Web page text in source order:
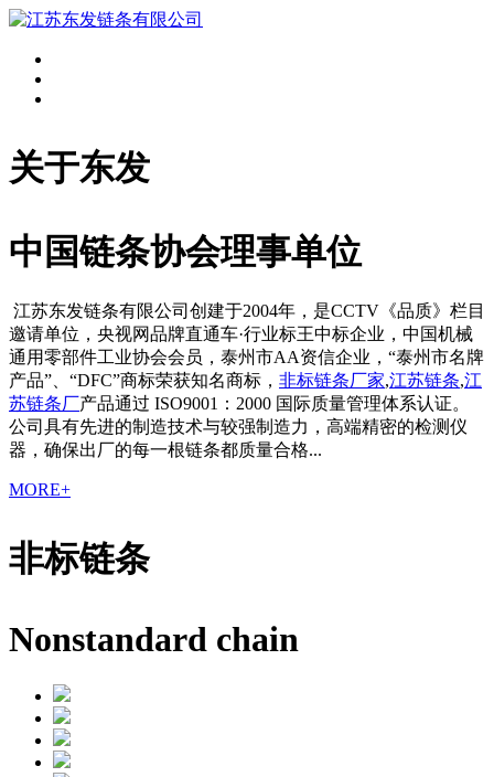
关于东发
中国链条协会理事单位
江苏东发链条有限公司创建于2004年，是CCTV《品质》栏目
邀请单位，央视网品牌直通车·行业标王中标企业，中国机械
通用零部件工业协会会员，泰州市AA资信企业，“泰州市名牌
产品”、“DFC”商标荣获知名商标， 非标链条厂家,江苏链条,江
苏链条厂产品通过 ISO9001：2000 国际质量管理体系认证。
公司具有先进的制造技术与较强制造力，高端精密的检测仪
器，确保出厂的每一根链条都质量合格...
MORE+
非标链条
Nonstandard chain